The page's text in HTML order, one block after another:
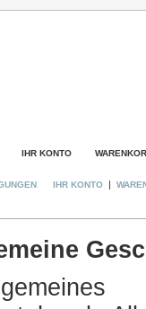
IHR KONTO
IHR KONTO |